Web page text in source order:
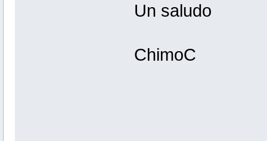
Un saludo
ChimoC